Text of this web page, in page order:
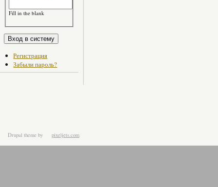
Fill in the blank
Регистрация
Забыли пароль?
Drupal theme by pixeljets.com